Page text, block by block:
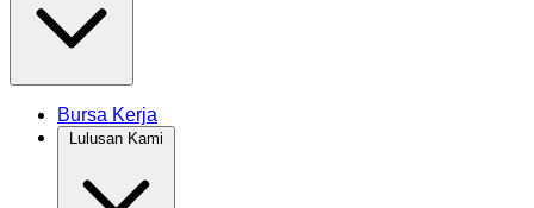
Bursa Kerja